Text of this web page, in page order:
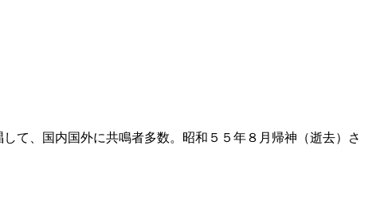
て、国内国外に共鳴者多数。昭和５５年８月帰神（逝去）さ